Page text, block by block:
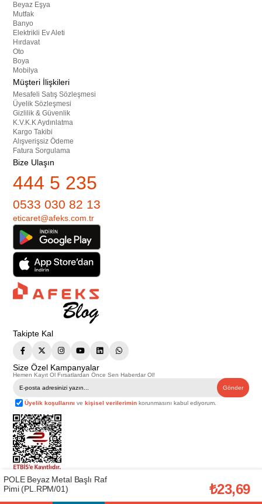
Beyaz Eşya
Mutfak
Banyo
Elektrikli Ev Aleti
Hırdavat
Oto
Boya
Mobilya
Müşteri İlişkileri
Mesafeli Satış Sözleşmesi
Üyelik Sözleşmesi
Gizlilik & Güvenlik
K.V.K.K Aydınlatma
Kargo Takibi
Alışverişsiz Ödeme
Fatura Sorgulama
Bize Ulaşın
444 5 235
0533 030 82 13
eticaret@afeks.com.tr
Takipte Kal
Size Özel Kampanyalar
Hemen Kayıt Ol Fırsatlardan Önce Sen Haberdar Ol!
Gönder
Üyelik koşullarını vekişisel verilerimin korunmasını kabul ediyorum.
Telif Hakkı © 2026 Afeks Yapı Market
. Tüm hakları saklıdır.
Bu web sitesindeki tüm ürünler ticari amaçlıdır. Web sitemizde yer alan
görsel ve yazılı içerikler firmamıza ait olup, firmamızın yazılı izni alınmadan
POLE Beyaz Metal Başlı Raf
Pimi (PL.RPM/01)
₺23,69